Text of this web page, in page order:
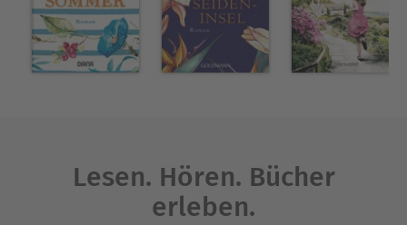
Lesen. Hören. Bücher
erleben.